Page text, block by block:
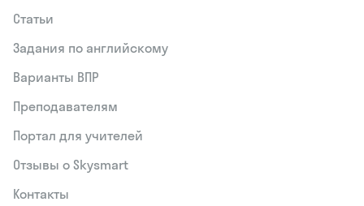
Статьи
Задания по английскому
Варианты ВПР
Преподавателям
Портал для учителей
Отзывы о Skysmart
Контакты